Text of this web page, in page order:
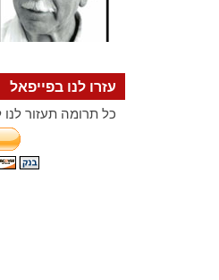
עזרו לנו בפייפאל
כל תרומה תעזור